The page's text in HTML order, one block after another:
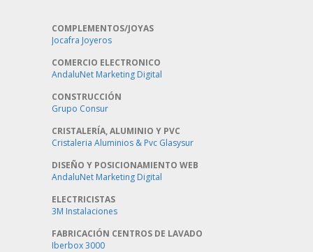
COMPLEMENTOS/JOYAS
Jocafra Joyeros
COMERCIO ELECTRONICO
AndaluNet Marketing Digital
CONSTRUCCIÓN
Grupo Consur
CRISTALERÍA, ALUMINIO Y PVC
Cristaleria Aluminios & Pvc Glasysur
DISEÑO Y POSICIONAMIENTO WEB
AndaluNet Marketing Digital
ELECTRICISTAS
3M Instalaciones
FABRICACIÓN CENTROS DE LAVADO
Iberbox 3000